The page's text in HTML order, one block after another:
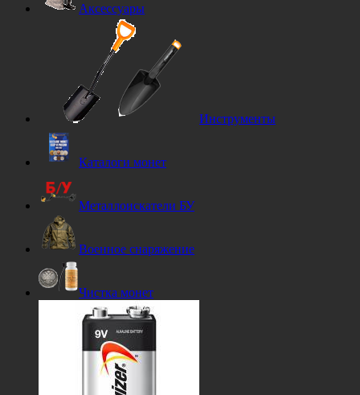
Аксессуары
Инструменты
Каталоги монет
Металлоискатели БУ
Военное снаряжение
Чистка монет